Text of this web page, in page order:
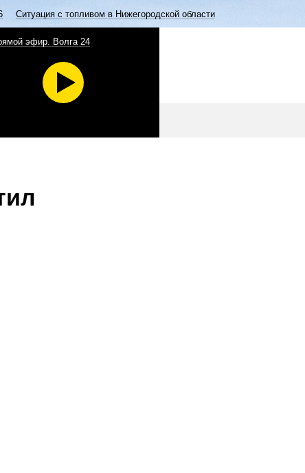
Ситуация с топливом в Нижегородской области
эфир. Волга 24